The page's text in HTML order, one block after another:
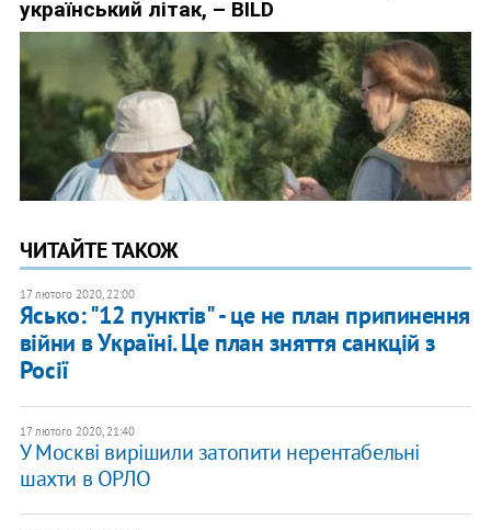
ЧИТАЙТЕ ТАКОЖ
17 лютого 2020, 22:00
Ясько: "12 пунктів" - це не план припинення
війни в Україні. Це план зняття санкцій з
Росії
17 лютого 2020, 21:40
У Москві вирішили затопити нерентабельні
шахти в ОРЛО